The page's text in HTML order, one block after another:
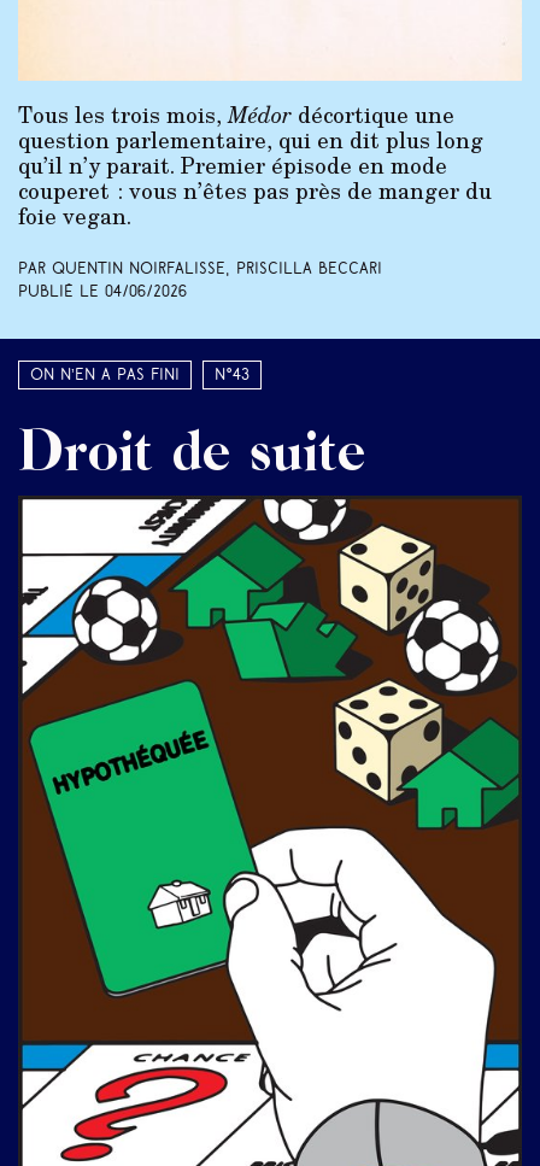
Tous les trois mois,Médor décortique une
question parlementaire, qui en dit plus long
qu’il n’y parait. Premier épisode en mode
couperet : vous n’êtes pas près de manger du
foie vegan.
Par Quentin Noirfalisse, Priscilla Beccari
Publié le 04/06/2026
On n’en a pas fini N°43
Droit de suite